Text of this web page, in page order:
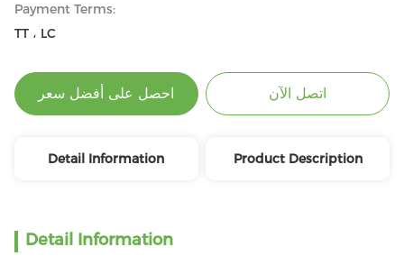
Payment Terms:
TT ، LC
احصل على أفضل سعر اتصل الآن
Detail Information Product Description
Detail Information